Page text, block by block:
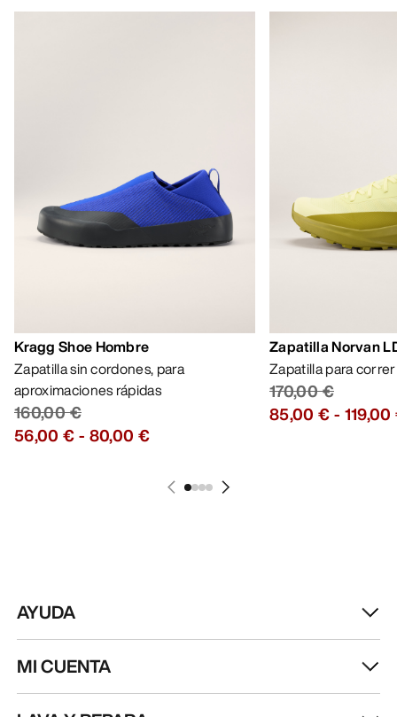
Kragg Shoe Hombre
Zapatilla sin cordones, para
aproximaciones rápidas
160,00 €
56,00 €- 80,00 €
Zapatilla Norvan
Zapatilla para
170,00 €
85,00 €-
AYUDA
MI CUENTA